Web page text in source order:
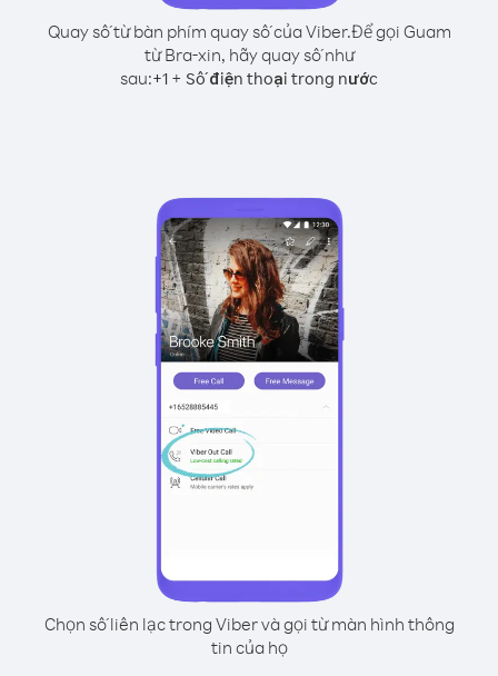
Quay số từ bàn phím quay số của Viber.Để gọi Guam
từ Bra-xin, hãy quay số như
sau:+1 + Số điện thoại trong nước
Chọn số liên lạc trong Viber và gọi từ màn hình thông
tin của họ